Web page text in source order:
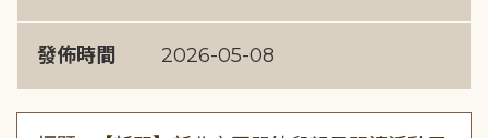
發佈時間 2026-05-08